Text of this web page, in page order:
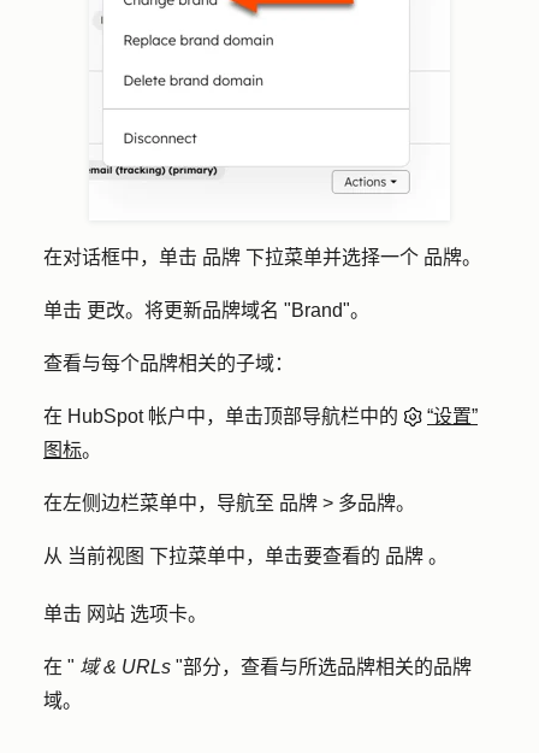
在对话框中，单击 品牌 下拉菜单并选择一个 品牌。
单击 更改。将更新品牌域名 "Brand"。
查看与每个品牌相关的子域：
在 HubSpot 帐户中，单击顶部导航栏中的
“设置”
图标。
在左侧边栏菜单中，导航至 品牌 > 多品牌。
从 当前视图 下拉菜单中，单击要查看的 品牌 。
单击 网站 选项卡。
在 " 域 & URLs "部分，查看与所选品牌相关的品牌
域。